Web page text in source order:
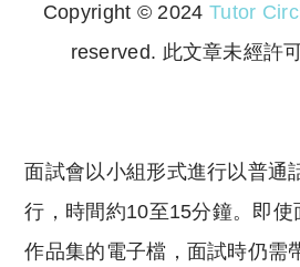
Copyright © 2024 Tutor
reserved. 此文章未經許
面試會以小組形式進行以普通
行，時間約10至15分鐘。即使
作品集的電子檔，面試時仍需